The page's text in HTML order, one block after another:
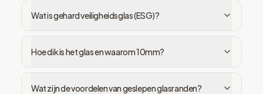
Wat is gehard veiligheidsglas (ESG)?
Hoe dik is het glas en waarom 10mm?
Wat zijn de voordelen van geslepen glasranden?